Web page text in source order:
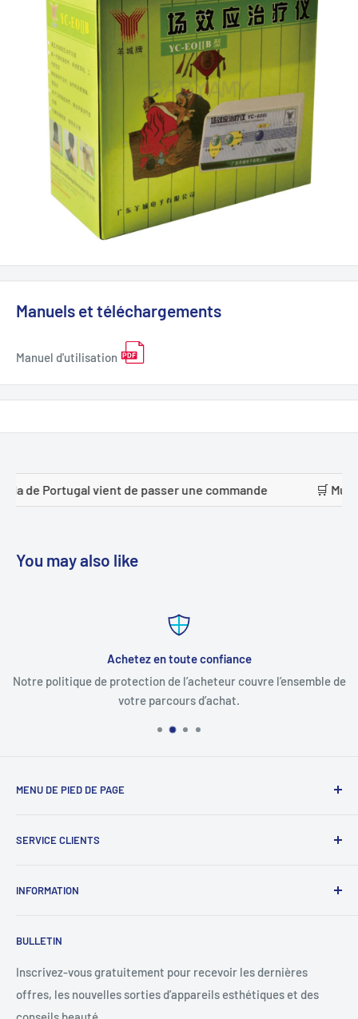
Manuels et téléchargements
Manuel d'utilisation
une commande 🛒 Mudhhi alanazi de Arabie
You may also like
Achetez en toute confiance
Notre politique de protection de l’acheteur couvre l’ensemble de
votre parcours d’achat.
MENU DE PIED DE PAGE
Signaler une infraction
SERVICE CLIENTS
Nous contacter
MoneyGram
Suivre votre commande
INFORMATION
Politique d'expédition
Politique de confidentialité
Conditions d'utilisation
BULLETIN
Inscrivez-vous gratuitement pour recevoir les dernières
offres, les nouvelles sorties d’appareils esthétiques et des